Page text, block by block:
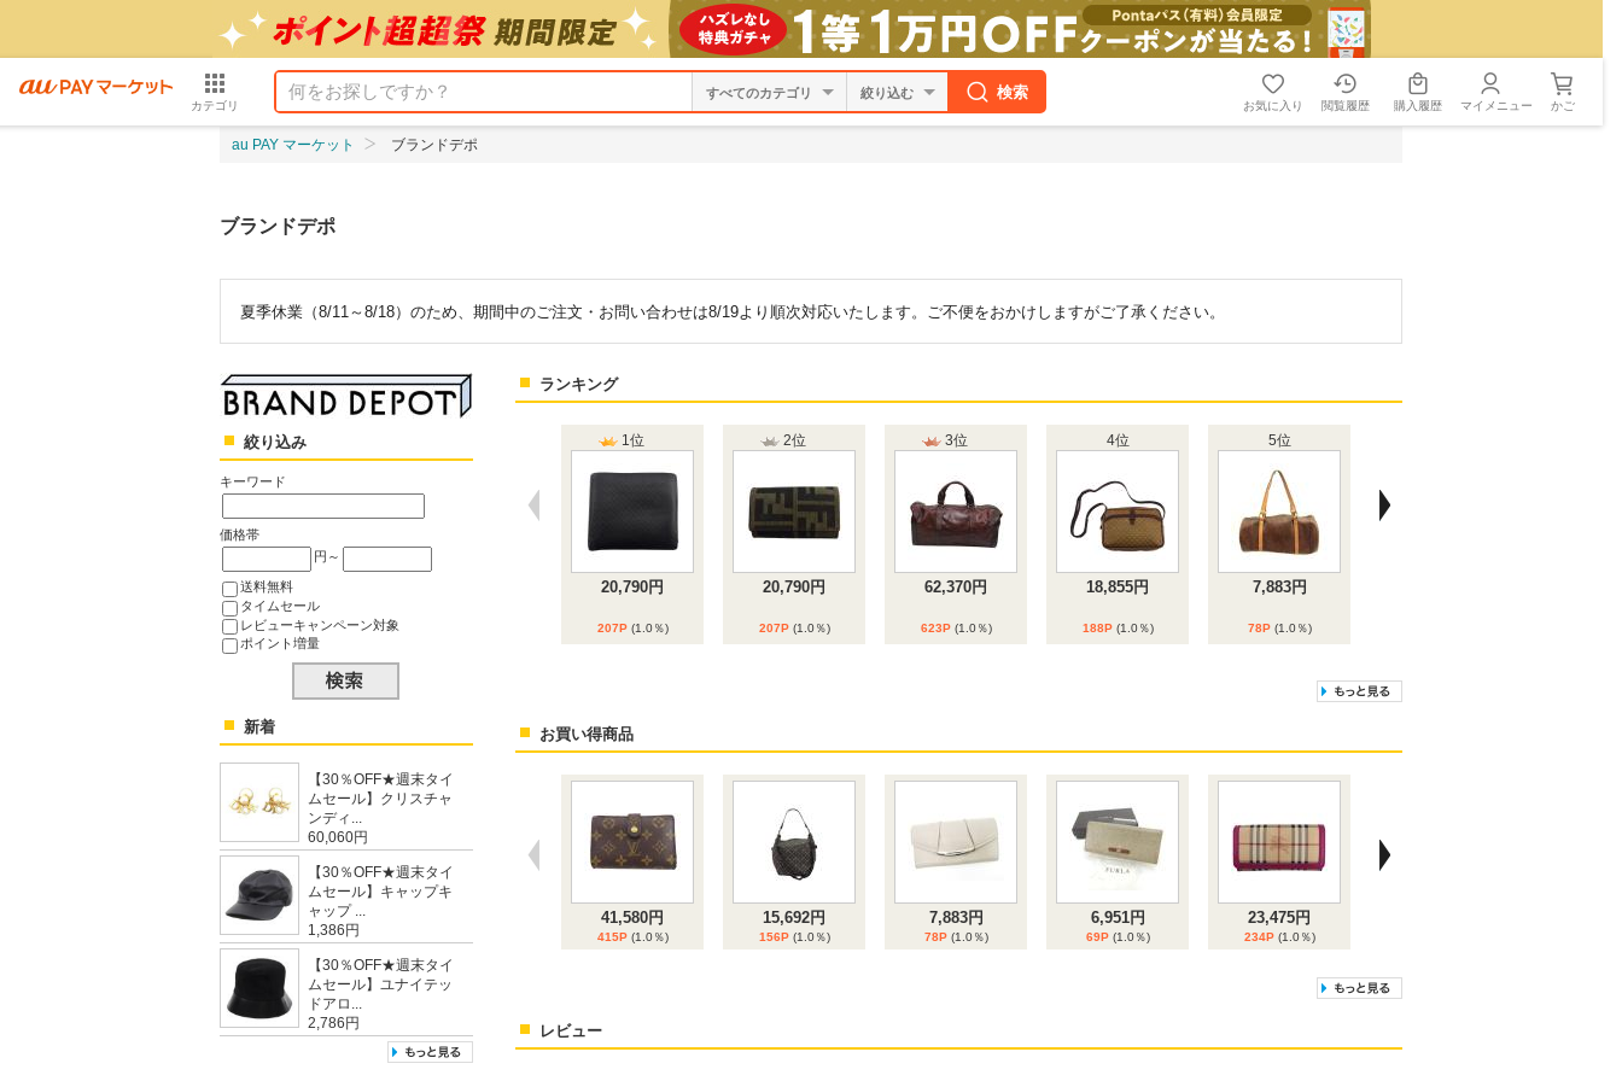
カテゴリ
絞り込む 検索
お気に入り 閲覧履歴 購入履歴 マイメニュー かご
au PAY マーケット ブランドデポ
ブランドデポ
夏季休業（8/11～8/18）のため、期間中のご注文・お問い合わせは8/19より順次対応いたします。ご不便をおかけしますがご了承ください。
ランキング
1位
20,790円
207P (1.0％)
2位
20,790円
207P (1.0％)
3位
62,370円
623P (1.0％)
4位
18,855円
188P (1.0％)
5位
7,883円
78P (1.0％)
750P(1.0％)
7,573円
75P(1.0％) 114P (1.0％)
16,304円
163P(1.0％) 144P(1.0％)
お買い得商品
41,580円
415P (1.0％)
15,692円
156P (1.0％)
7,883円
78P (1.0％)
6,951円
69P (1.0％)
23,475円
234P (1.0％)
レビュー
絞り込み
キーワード
価格帯
円～
送料無料
タイムセール
レビューキャンペーン対象
ポイント増量
新着
【30％OFF★週末タイ
ムセール】クリスチャ
ンディ...
60,060円
【30％OFF★週末タイ
ムセール】キャップキ
ャップ ...
1,386円
【30％OFF★週末タイ
ムセール】ユナイテッ
ドアロ...
2,786円